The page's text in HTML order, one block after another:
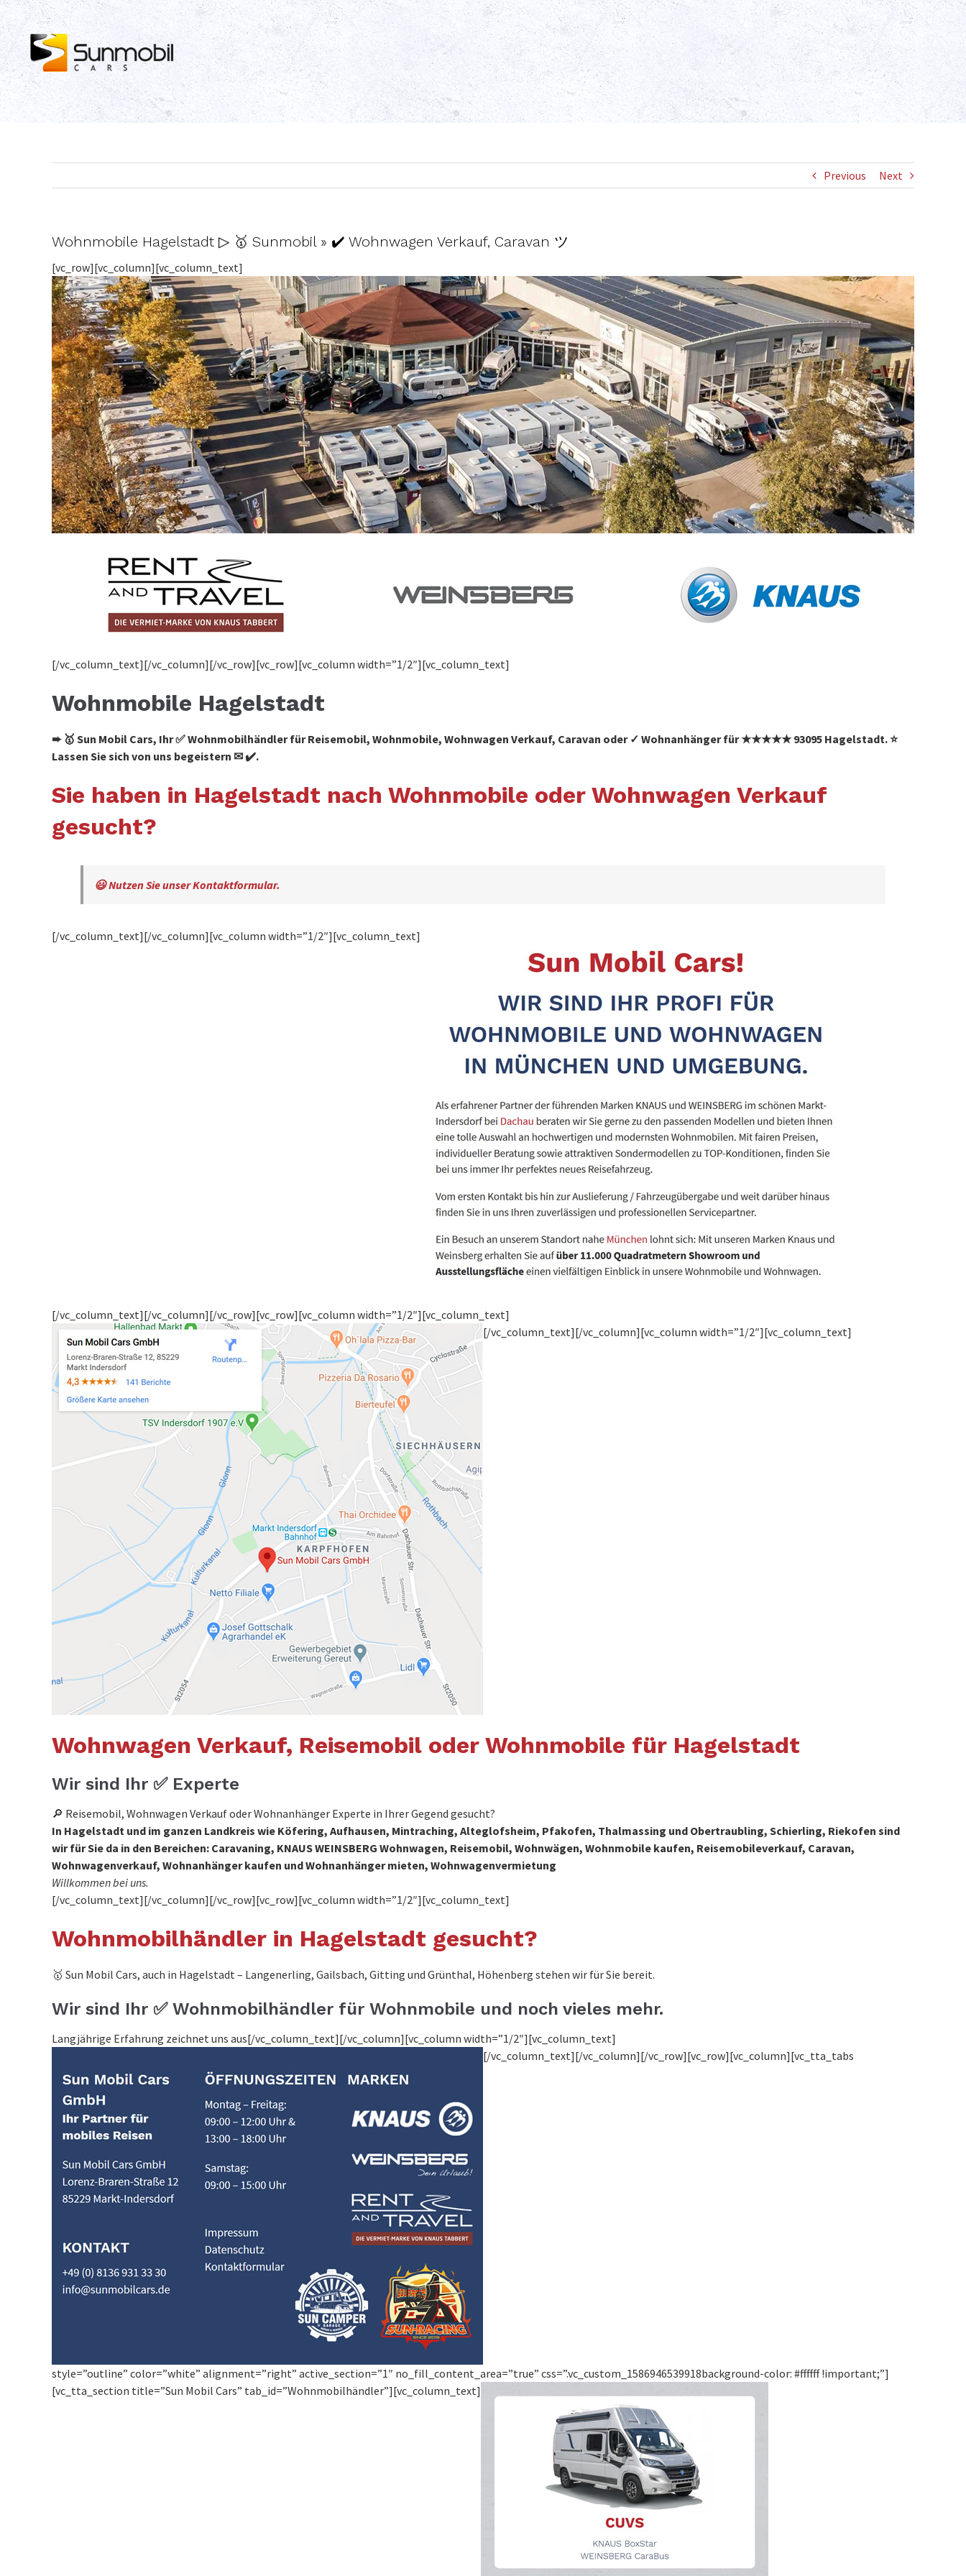
Skip
to
content
Previous Next
Wohnmobile Hagelstadt ▷ 🥇 Sunmobil » ✔️ Wohnwagen Verkauf, Caravan ツ
[vc_row][vc_column][vc_column_text]
[/vc_column_text][/vc_column][/vc_row][vc_row][vc_column width=”1/2″][vc_column_text]
Wohnmobile Hagelstadt
➨ 🥇 Sun Mobil Cars, Ihr ✅ Wohnmobilhändler für Reisemobil, Wohnmobile, Wohnwagen Verkauf, Caravan oder ✓ Wohnanhänger für ★★★★★ 93095 Hagelstadt. ⭐
Lassen Sie sich von uns begeistern ✉ ✔️.
Sie haben in Hagelstadt nach Wohnmobile oder Wohnwagen Verkauf
gesucht?
😃 Nutzen Sie unser Kontaktformular.
[/vc_column_text][/vc_column][vc_column width=”1/2″][vc_column_text]
[/vc_column_text][/vc_column][/vc_row][vc_row][vc_column width=”1/2″][vc_column_text]
[/vc_column_text][/vc_column][vc_column width=”1/2″][vc_column_text]
Wohnwagen Verkauf, Reisemobil oder Wohnmobile für Hagelstadt
Wir sind Ihr ✅ Experte
🔎 Reisemobil, Wohnwagen Verkauf oder Wohnanhänger Experte in Ihrer Gegend gesucht?
In Hagelstadt und im ganzen Landkreis wie Köfering, Aufhausen, Mintraching, Alteglofsheim, Pfakofen, Thalmassing und Obertraubling, Schierling, Riekofen sind
wir für Sie da in den Bereichen: Caravaning, KNAUS WEINSBERG Wohnwagen, Reisemobil, Wohnwägen, Wohnmobile kaufen, Reisemobileverkauf, Caravan,
Wohnwagenverkauf, Wohnanhänger kaufen und Wohnanhänger mieten, Wohnwagenvermietung
Willkommen bei uns.
[/vc_column_text][/vc_column][/vc_row][vc_row][vc_column width=”1/2″][vc_column_text]
Wohnmobilhändler in Hagelstadt gesucht?
🥇 Sun Mobil Cars, auch in Hagelstadt – Langenerling, Gailsbach, Gitting und Grünthal, Höhenberg stehen wir für Sie bereit.
Wir sind Ihr ✅ Wohnmobilhändler für Wohnmobile und noch vieles mehr.
Langjährige Erfahrung zeichnet uns aus[/vc_column_text][/vc_column][vc_column width=”1/2″][vc_column_text]
[/vc_column_text][/vc_column][/vc_row][vc_row][vc_column][vc_tta_tabs
style=”outline” color=”white” alignment=”right” active_section=”1″ no_fill_content_area=”true” css=”.vc_custom_1586946539918background-color: #ffffff !important;”]
[vc_tta_section title=”Sun Mobil Cars” tab_id=”Wohnmobilhändler”][vc_column_text]